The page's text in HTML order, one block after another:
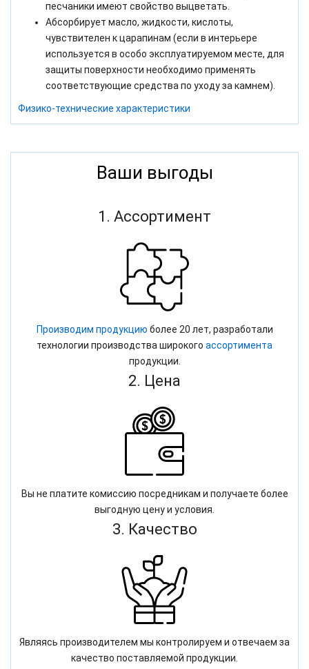
песчаники имеют свойство выцветать.
Абсорбирует масло, жидкости, кислоты,
чувствителен к царапинам (если в интерьере
используется в особо эксплуатируемом месте, для
защиты поверхности необходимо применять
соответствующие средства по уходу за камнем).
Физико-технические характеристики
Ваши выгоды
1. Ассортимент
Производим продукцию более 20 лет, разработали
технологии производства широкого ассортимента
продукции.
2. Цена
Вы не платите комиссию посредникам и получаете более
выгодную цену и условия.
3. Качество
Являясь производителем мы контролируем и отвечаем за
качество поставляемой продукции.